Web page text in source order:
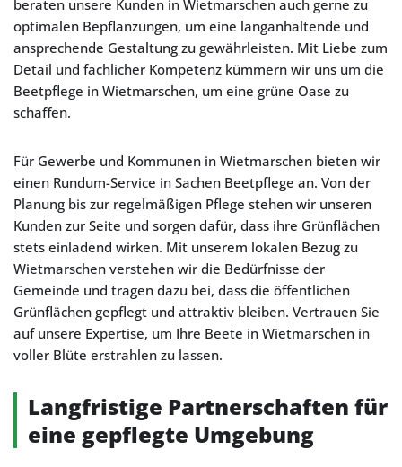
beraten unsere Kunden in Wietmarschen auch gerne zu
optimalen Bepflanzungen, um eine langanhaltende und
ansprechende Gestaltung zu gewährleisten. Mit Liebe zum
Detail und fachlicher Kompetenz kümmern wir uns um die
Beetpflege in Wietmarschen, um eine grüne Oase zu
schaffen.
Für Gewerbe und Kommunen in Wietmarschen bieten wir
einen Rundum-Service in Sachen Beetpflege an. Von der
Planung bis zur regelmäßigen Pflege stehen wir unseren
Kunden zur Seite und sorgen dafür, dass ihre Grünflächen
stets einladend wirken. Mit unserem lokalen Bezug zu
Wietmarschen verstehen wir die Bedürfnisse der
Gemeinde und tragen dazu bei, dass die öffentlichen
Grünflächen gepflegt und attraktiv bleiben. Vertrauen Sie
auf unsere Expertise, um Ihre Beete in Wietmarschen in
voller Blüte erstrahlen zu lassen.
Langfristige Partnerschaften für
eine gepflegte Umgebung